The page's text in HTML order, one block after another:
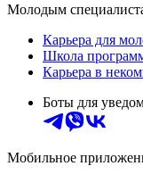
Молодым
Карьера для
Школа
Карьера в
Боты для
Мобильное